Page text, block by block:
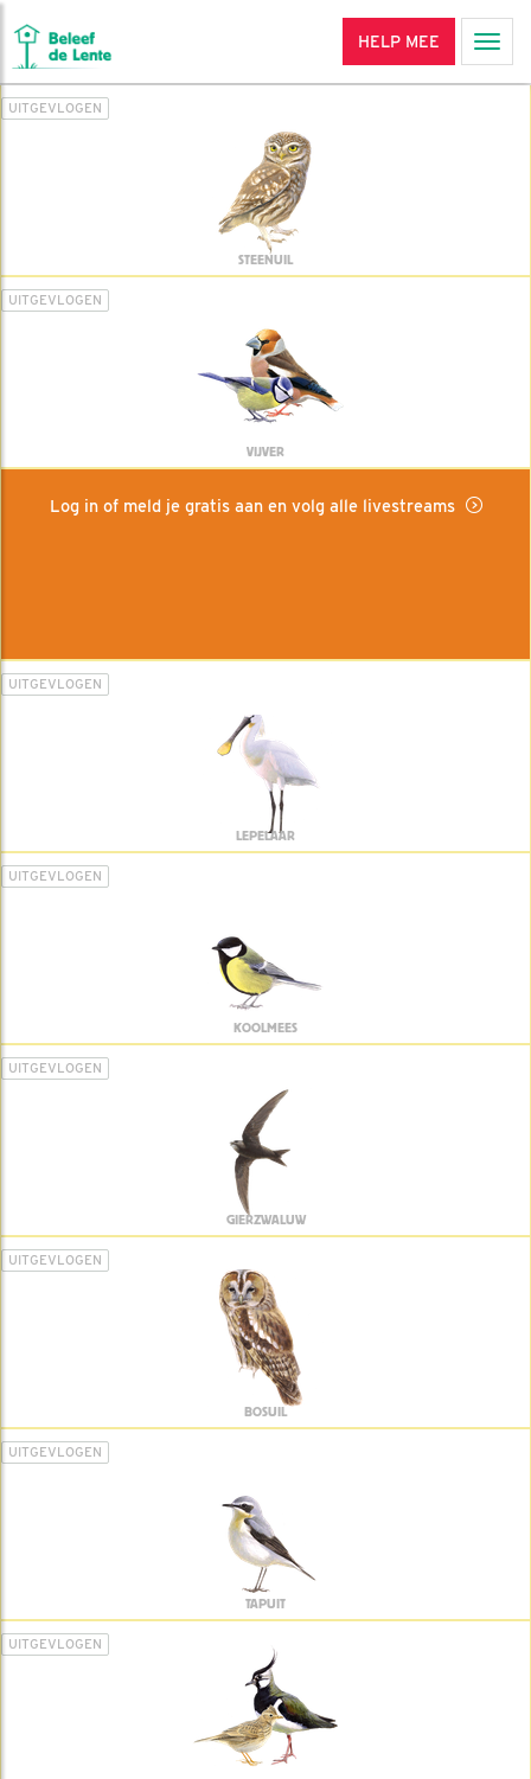
HELP MEE
UITGEVLOGEN
STEENUIL
UITGEVLOGEN
VIJVER
Log in of meld je gratis aan en volg alle livestreams
UITGEVLOGEN
LEPELAAR
UITGEVLOGEN
KOOLMEES
UITGEVLOGEN
GIERZWALUW
UITGEVLOGEN
BOSUIL
UITGEVLOGEN
TAPUIT
UITGEVLOGEN